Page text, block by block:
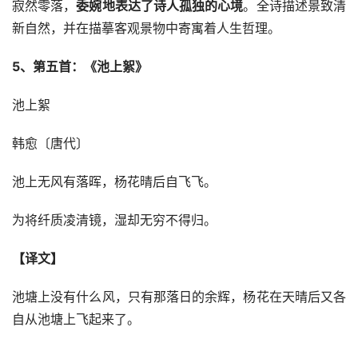
寂然零落，委婉地表达了诗人孤独的心境。全诗描述景致清
新自然，并在描摹客观景物中寄寓着人生哲理。
5、第五首：《池上絮》
池上絮
韩愈〔唐代〕
池上无风有落晖，杨花晴后自飞飞。
为将纤质凌清镜，湿却无穷不得归。
【译文】
池塘上没有什么风，只有那落日的余辉，杨花在天晴后又各
自从池塘上飞起来了。